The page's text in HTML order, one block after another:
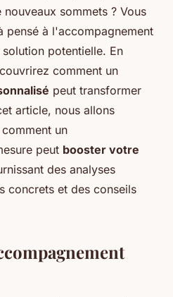
sommets ? Vous
pensé à l'accompagnement
potentielle. En
comment un
peut transformer
article, nous allons
un
peut booster votre
des analyses
concrets et des conseils